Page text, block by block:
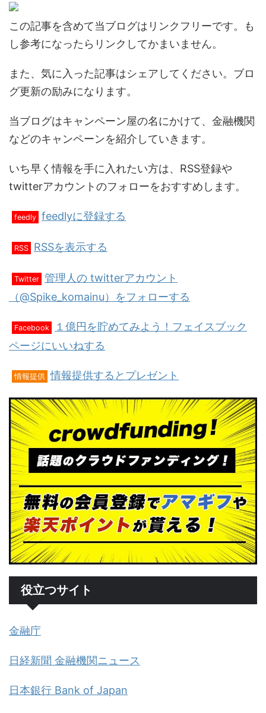
この記事を含めて当ブログはリンクフリーです。も
し参考になったらリンクしてかまいません。
また、気に入った記事はシェアしてください。ブロ
グ更新の励みになります。
当ブログはキャンペーン屋の名にかけて、金融機関
などのキャンペーンを紹介していきます。
いち早く情報を手に入れたい方は、RSS登録や
twitterアカウントのフォローをおすすめします。
feedly feedlyに登録する
RSS RSSを表示する
Twitter 管理人の twitterアカウント
（@Spike_komainu）をフォローする
Facebook
１億円を貯めてみよう！フェイスブック
ページにいいねする
情報提供 情報提供するとプレゼント
役立つサイト
金融庁
日経新聞 金融機関ニュース
日本銀行 Bank of Japan